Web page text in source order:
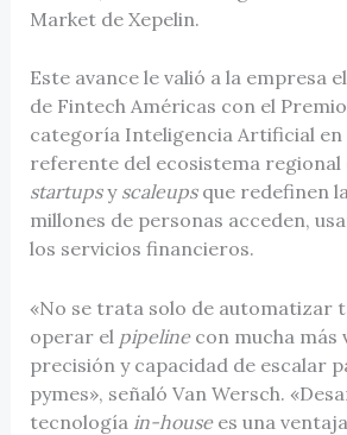
Market de Xepelin.
Este avance le valió a la empresa
de Fintech Américas con el
categoría Inteligencia Artificial en
referente del ecosistema regional
startupsy scaleups que redefinen
millones de personas acceden,
los servicios financieros.
«No se trata solo de automatizar
operar el pipeline con mucha más
precisión y capacidad de escalar
pymes», señaló Van Wersch.
tecnología in-house es una